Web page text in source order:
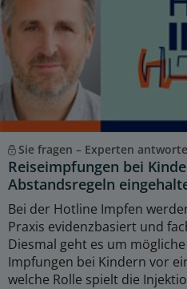
Sie fragen – Experten
Reiseimpfungen bei
Abstandsregeln
Bei der Hotline Impfen
Praxis evidenzbasiert und
Diesmal geht es um
Impfungen bei Kindern vor
welche Rolle spielt die